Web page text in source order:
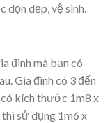
dọn dẹp, vệ sinh.
đình mà bạn có
Gia đình có 3 đến
kích thước 1m8 x
sử dụng 1m6 x